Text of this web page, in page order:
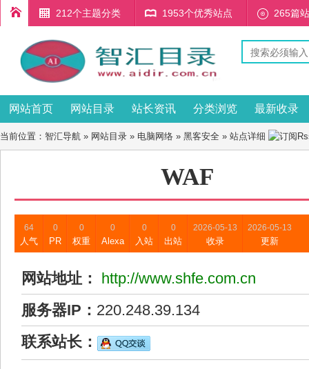
212个主题分类 1953个优秀站点 265篇
网站首页 网站目录 站长资讯 分类浏览 最新收录
当前位置： 智汇导航 » 网站目录 » 电脑网络 » 黑客安全 » 站点详细
WAF
64
人气
0
PR
0
权重
0
Alexa
0
入站
0
出站
2026-05-13
收录
2026-05-13
更新
网站地址：
http://www.shfe.com.cn
服务器IP： 220.248.39.134
联系站长：